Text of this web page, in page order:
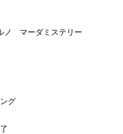
ノ マーダミステリー
グ